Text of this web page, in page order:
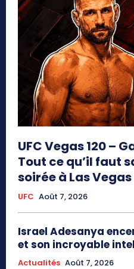
UFC Vegas 120 –
Tout ce qu’il faut
soirée à Las Vegas
UFC Août 7, 2026
Israel Adesanya
et son incroyable
Actualités Août 7, 2026